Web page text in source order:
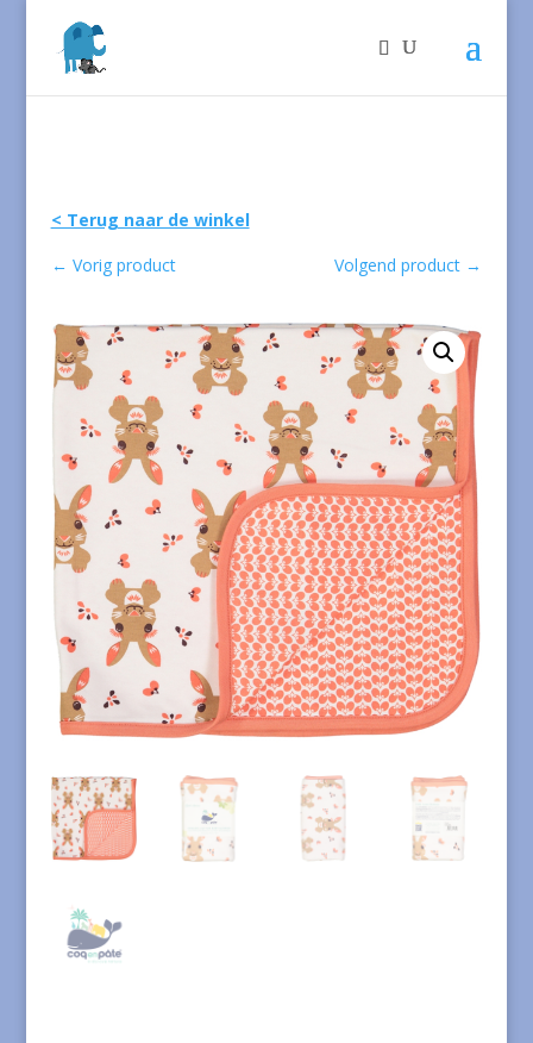
< Terug naar de winkel
← Vorig product Volgend product →